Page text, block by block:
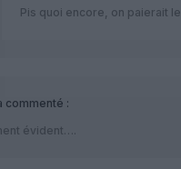
Pis quoi encore, on paierait
commenté :
évident….